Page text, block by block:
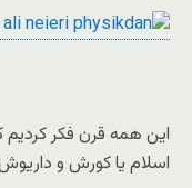
این‌ همه قرن فکرکردیم
اسلام یا کورش و